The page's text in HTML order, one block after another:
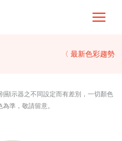
〈 最新色彩趨勢
顯示器之不同設定而有差別，一切顏色
為準，敬請留意。